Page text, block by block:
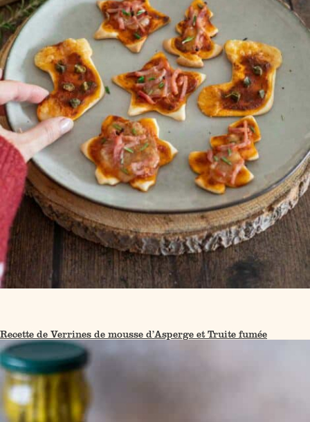
Recette de Verrines de mousse d’Asperge et Truite fumée